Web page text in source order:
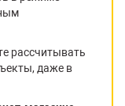
рассчитывать
даже в